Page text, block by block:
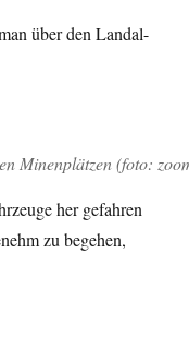
über den Landal-
Minenplätzen (foto:
her gefahren
zu begehen,